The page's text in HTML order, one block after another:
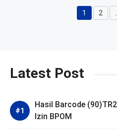
Halaman
1 2
Latest Post
Hasil Barcode
Izin BPOM